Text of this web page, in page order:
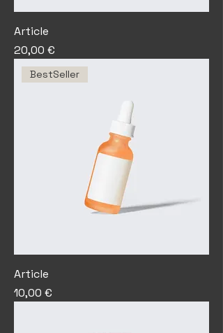
Article
Prix
20,00 €
BestSeller
Article
Prix
10,00 €